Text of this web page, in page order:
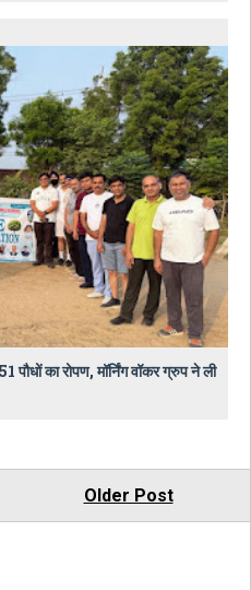
का रोपण, मॉर्निंग वॉकर ग्रुप ने ली
Older Post